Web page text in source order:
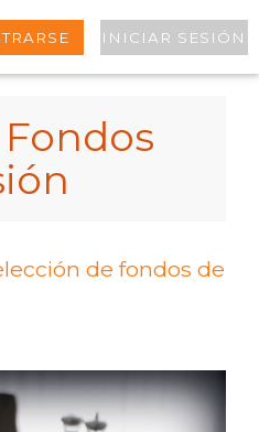
INICIAR SESIÓN
Fondos
de fondos de